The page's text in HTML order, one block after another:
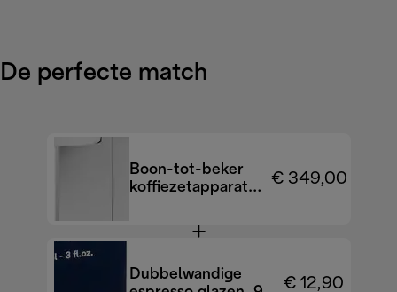
De perfecte match
Boon-tot-beker
koffiezetapparaten
€ 349,00
Dubbelwandige
€ 12,90